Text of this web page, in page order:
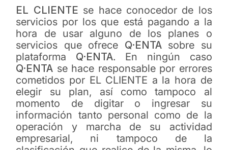
EL CLIENTE se hace conocedor de los
servicios por los que está pagando a la
hora de usar alguno de los planes o
servicios que ofrece Q·ENTAsobre su
plataforma Q·ENTA. En ningún caso
Q·ENTA se hace responsable por errores
cometidos por EL CLIENTE a la hora de
elegir su plan, así como tampoco al
momento de digitar o ingresar su
información tanto personal como de la
operación y marcha de su actividad
empresarial, ni tampoco de la